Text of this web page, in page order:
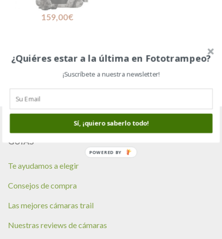
INFRARROJOS INVISIBLES,
24MP
159,00€
GUÍAS
Te ayudamos a elegir
Consejos de compra
Las mejores cámaras trail
Nuestras reviews de cámaras
¿Quiéres estar a la última en Fototrampeo?
¡Suscríbete a nuestra newsletter!
Sí, ¡quiero saberlo todo!
POWERED BY